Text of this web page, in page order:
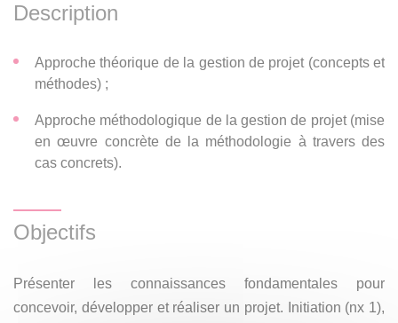
Description
Approche théorique de la gestion de projet (concepts et
méthodes) ;
Approche méthodologique de la gestion de projet (mise
en œuvre concrète de la méthodologie à travers des
cas concrets).
Objectifs
Présenter les connaissances fondamentales pour
concevoir, développer et réaliser un projet. Initiation (nx 1),